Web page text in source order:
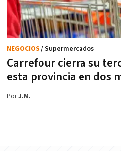
Carrefour cierra su
esta provincia en dos
NEGOCIOS / Supermercados
PorJ.M.